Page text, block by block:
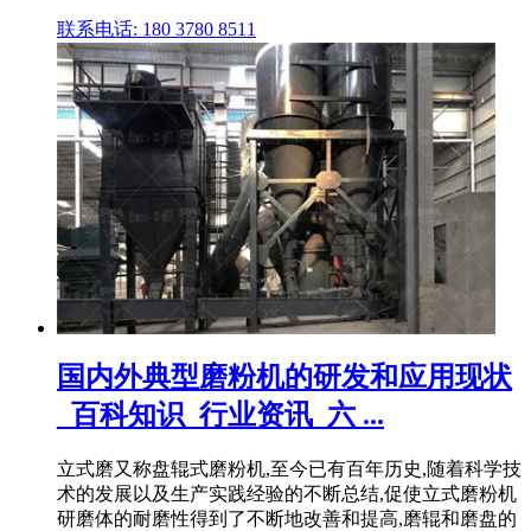
联系电话: 180 3780 8511
国内外典型磨粉机的研发和应用现状
_百科知识_行业资讯_六 ...
立式磨又称盘辊式磨粉机,至今已有百年历史,随着科学技
术的发展以及生产实践经验的不断总结,促使立式磨粉机
研磨体的耐磨性得到了不断地改善和提高,磨辊和磨盘的